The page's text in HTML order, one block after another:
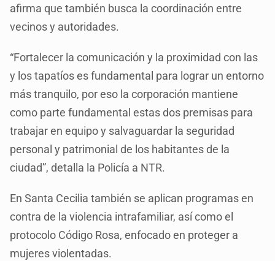
afirma que también busca la coordinación entre
vecinos y autoridades.
“Fortalecer la comunicación y la proximidad con las
y los tapatíos es fundamental para lograr un entorno
más tranquilo, por eso la corporación mantiene
como parte fundamental estas dos premisas para
trabajar en equipo y salvaguardar la seguridad
personal y patrimonial de los habitantes de la
ciudad”, detalla la Policía a NTR.
En Santa Cecilia también se aplican programas en
contra de la violencia intrafamiliar, así como el
protocolo Código Rosa, enfocado en proteger a
mujeres violentadas.